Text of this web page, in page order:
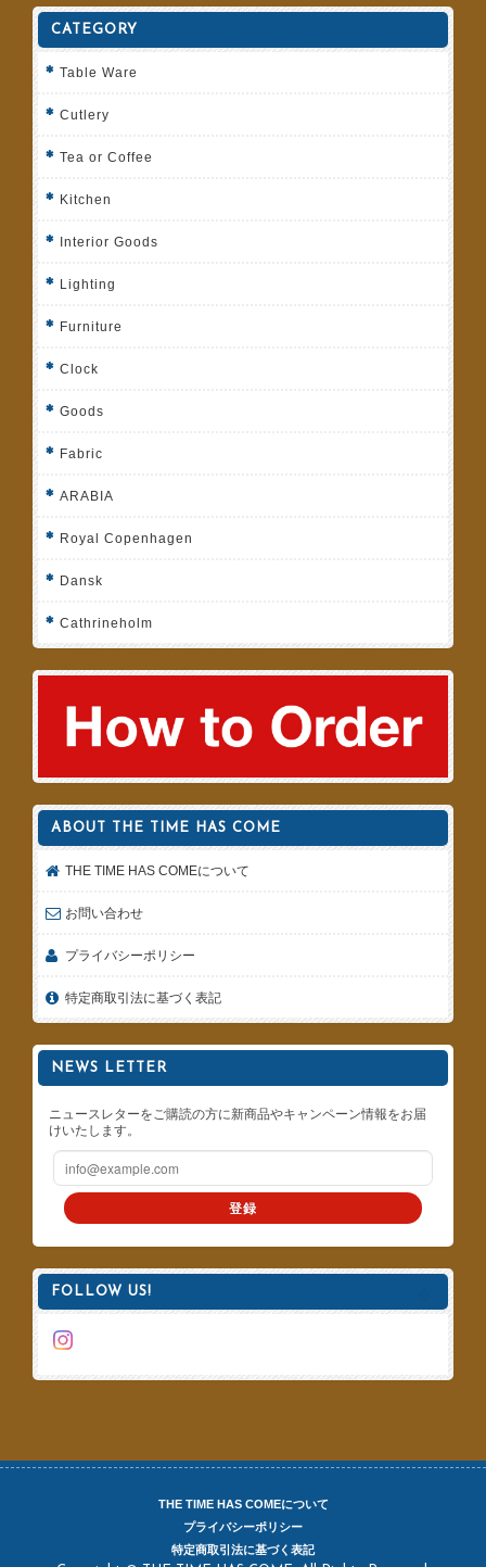
CATEGORY
Table Ware
Cutlery
Tea or Coffee
Kitchen
Interior Goods
Lighting
Furniture
Clock
Goods
Fabric
ARABIA
Royal Copenhagen
Dansk
Cathrineholm
ABOUT THE TIME HAS COME
THE TIME HAS COMEについて
お問い合わせ
プライバシーポリシー
特定商取引法に基づく表記
NEWS LETTER
ニュースレターをご購読の方に新商品やキャンペーン情報をお届
けいたします。
登録
FOLLOW US!
THE TIME HAS COMEについて
プライバシーポリシー
特定商取引法に基づく表記